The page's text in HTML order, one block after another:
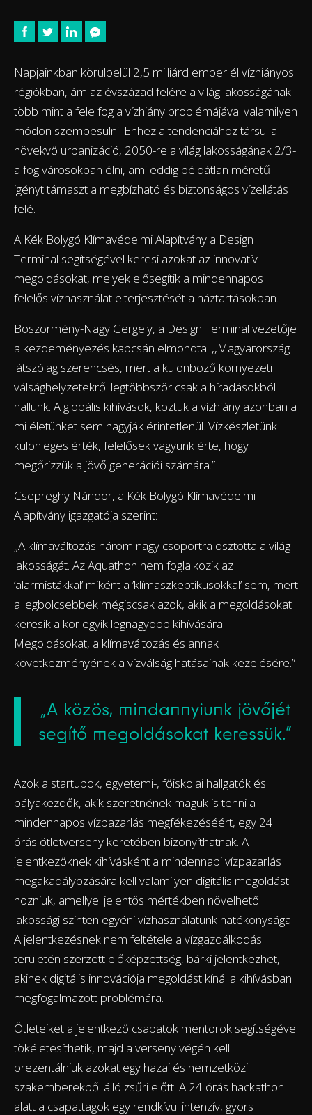
Napjainkban körülbelül 2,5 milliárd ember él vízhiányos
régiókban, ám az évszázad felére a világ lakosságának
több mint a fele fog a vízhiány problémájával valamilyen
módon szembesülni. Ehhez a tendenciához társul a
növekvő urbanizáció, 2050-re a világ lakosságának 2/3-
a fog városokban élni, ami eddig példátlan méretű
igényt támaszt a megbízható és biztonságos vízellátás
felé.
A Kék Bolygó Klímavédelmi Alapítvány a Design
Terminal segítségével keresi azokat az innovatív
megoldásokat, melyek elősegítik a mindennapos
felelős vízhasználat elterjesztését a háztartásokban.
Böszörmény-Nagy Gergely, a Design Terminal vezetője
a kezdeményezés kapcsán elmondta: ,,Magyarország
látszólag szerencsés, mert a különböző környezeti
válsághelyzetekről legtöbbször csak a híradásokból
hallunk. A globális kihívások, köztük a vízhiány azonban a
mi életünket sem hagyják érintetlenül. Vízkészletünk
különleges érték, felelősek vagyunk érte, hogy
megőrizzük a jövő generációi számára.”
Csepreghy Nándor, a Kék Bolygó Klímavédelmi
Alapítvány igazgatója szerint:
„A klímaváltozás három nagy csoportra osztotta a világ
lakosságát. Az Aquathon nem foglalkozik az
’alarmistákkal’ miként a ’klímaszkeptikusokkal’ sem, mert
a legbölcsebbek mégiscsak azok, akik a megoldásokat
keresik a kor egyik legnagyobb kihívására.
Megoldásokat, a klímaváltozás és annak
következményének a vízválság hatásainak kezelésére.”
„A közös, mindannyiunk jövőjét
segítő megoldásokat keressük.”
Azok a startupok, egyetemi-, főiskolai hallgatók és
pályakezdők, akik szeretnének maguk is tenni a
mindennapos vízpazarlás megfékezéséért, egy 24
órás ötletverseny keretében bizonyíthatnak. A
jelentkezőknek kihívásként a mindennapi vízpazarlás
megakadályozására kell valamilyen digitális megoldást
hozniuk, amellyel jelentős mértékben növelhető
lakossági szinten egyéni vízhasználatunk hatékonysága.
A jelentkezésnek nem feltétele a vízgazdálkodás
területén szerzett előképzettség, bárki jelentkezhet,
akinek digitális innovációja megoldást kínál a kihívásban
megfogalmazott problémára.
Ötleteiket a jelentkező csapatok mentorok segítségével
tökéletesíthetik, majd a verseny végén kell
prezentálniuk azokat egy hazai és nemzetközi
szakemberekből álló zsűri előtt. A 24 órás hackathon
alatt a csapattagok egy rendkívül intenzív, gyors